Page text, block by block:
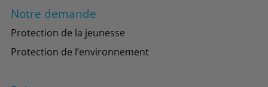
Notre demande
Protection de la jeunesse
Protection de l’environnement